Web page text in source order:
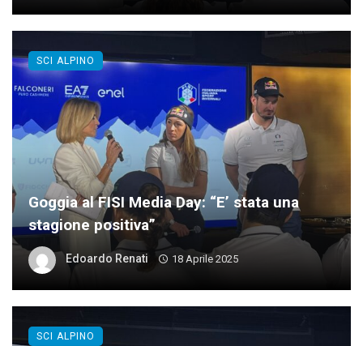
Goggia al FISI Media Day: “E’ stata una
stagione positiva”
Edoardo Renati 18 Aprile 2025
SCI ALPINO
SCI ALPINO